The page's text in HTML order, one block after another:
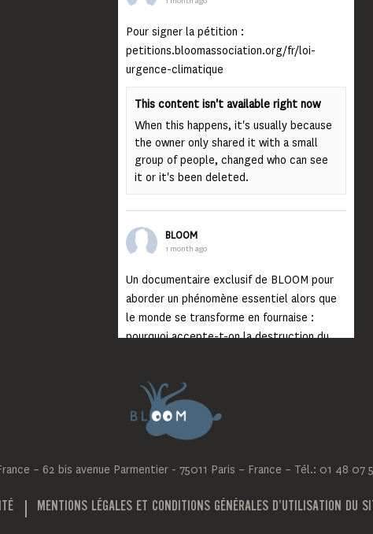
Pour signer la pétition :
petitions.bloomassociation.org/fr/loi-
urgence-climatique
This content isn't available right now
When this happens, it's usually because
the owner only shared it with a small
group of people, changed who can see
it or it's been deleted.
BLOOM
1 month ago
Un documentaire exclusif de BLOOM pour
aborder un phénomène essentiel alors que
le monde se transforme en fournaise :
pourquoi accepte-t-on la destruction du
Lisez jusqu’au bout et rendez-vous sur
notre chaîne Youtube (lien en bio) pour
découvrir un film qui génèrera deux choses
importantes : des conversations
proches, et la conscience de tout ... Voir plus
Photo
– 62 bis avenue Parmentier - 75011 Paris – France – Tél.: 01 48 07
MENTIONS LÉGALES ET CONDITIONS GÉNÉRALES D’UTILISATION DU